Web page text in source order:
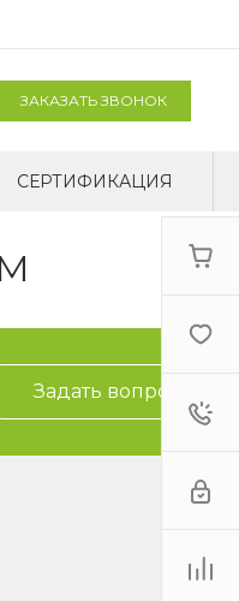
ЗАКАЗАТЬ ЗВОНОК
СЕРТИФИКАЦИЯ
Задать вопрос